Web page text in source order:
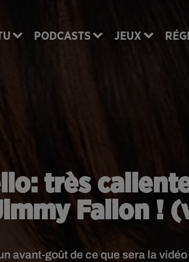
PODCASTS JEUX
très
Fallon !
avant-goût de ce que sera la